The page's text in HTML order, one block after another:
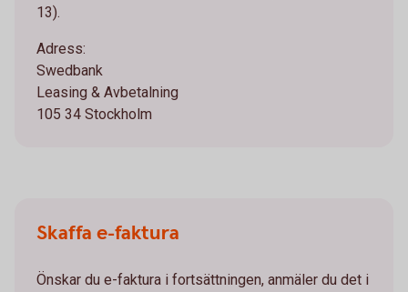
13).
Adress:
Swedbank
Leasing & Avbetalning
105 34 Stockholm
Skaffa e-faktura
Önskar du e-faktura i fortsättningen, anmäler du det i